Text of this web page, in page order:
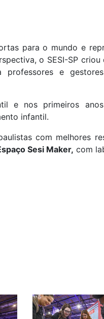
para o mundo e
o SESI-SP criou
professores e
e nos primeiros
infantil.
com melhores
Sesi Maker, com